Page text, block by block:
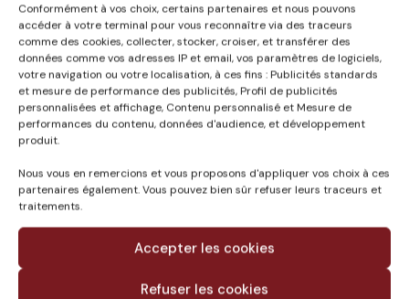
Conformément à vos choix, certains partenaires et nous pouvons
accéder à votre terminal pour vous reconnaître via des traceurs
comme des cookies, collecter, stocker, croiser, et transférer des
données comme vos adresses IP et email, vos paramètres de logiciels,
votre navigation ou votre localisation, à ces fins : Publicités standards
et mesure de performance des publicités, Profil de publicités
personnalisées et affichage, Contenu personnalisé et Mesure de
performances du contenu, données d'audience, et développement
produit.
Nous vous en remercions et vous proposons d'appliquer vos choix à ces
partenaires également. Vous pouvez bien sûr refuser leurs traceurs et
traitements.
Accepter les cookies
Refuser les cookies
Published in
SIÈGE ET CHAIS – QUAI
DE PALUDATE
BORDEAUX (33)